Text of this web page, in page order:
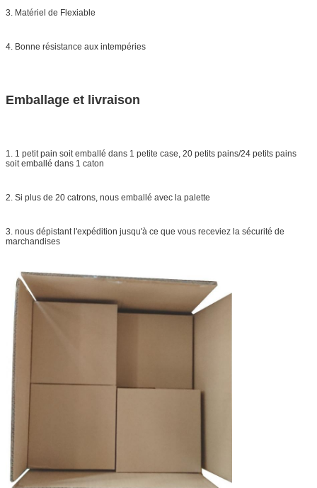
3. Matériel de Flexiable
4. Bonne résistance aux intempéries
Emballage et livraison
1. 1 petit pain soit emballé dans 1 petite case, 20 petits pains/24 petits pains
soit emballé dans 1 caton
2. Si plus de 20 catrons, nous emballé avec la palette
3. nous dépistant l'expédition jusqu'à ce que vous receviez la sécurité de
marchandises